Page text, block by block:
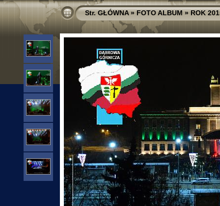
Str. GŁÓWNA»FOTO ALBUM»ROK